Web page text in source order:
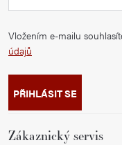
Vložením e-mailu
údajů
PŘIHLÁSIT SE
Zákaznický servis